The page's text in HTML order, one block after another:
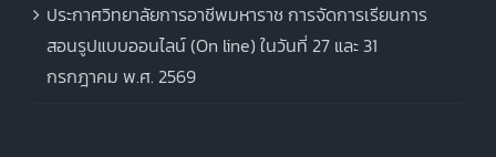
ประกาศวิทยาลัยการอาชีพมหาราช การจัดการเรียนการ
สอนรูปแบบออนไลน์ (On line) ในวันที่ 27 และ 31
กรกฎาคม พ.ศ. 2569